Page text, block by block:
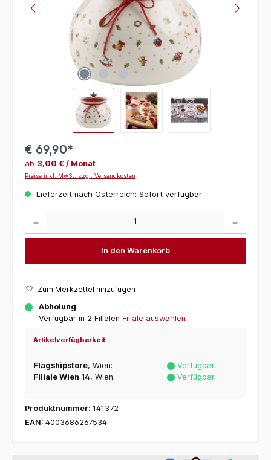
€ 69,90*
ab 3,00 € / Monat
Preise inkl. MwSt. zzgl. Versandkosten
Lieferzeit nach Österreich: Sofort verfügbar
In den Warenkorb
Zum Merkzettel hinzufügen
Abholung
Verfügbar in 2 Filialen Filiale auswählen
Artikelverfügbarkeit:
Flagshipstore, Wien:
Verfügbar
Filiale Wien 14, Wien: Verfügbar
Produktnummer: 141372
EAN: 4003686267534